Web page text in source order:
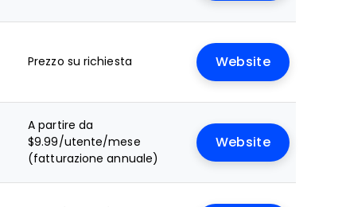
Prezzo su richiesta Website
A partire da
$9.99/utente/mese
(fatturazione annuale)
Website